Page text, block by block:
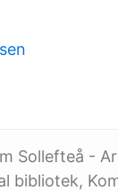
Sollefteå -
bibliotek,